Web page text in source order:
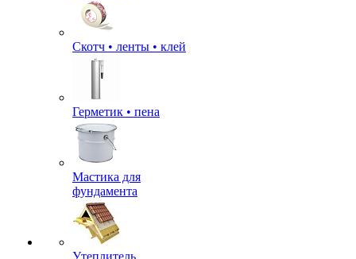
Скотч • ленты • клей
Герметик • пена
Мастика для
фундамента
Утеплитель